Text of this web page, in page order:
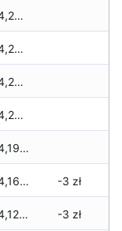
14,285 zł
14,265 zł
14,245 zł
14,235 zł
14,195 zł
14,165 zł -3 zł
14,125 zł -3 zł